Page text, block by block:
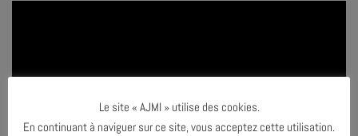
Le site « AJMI » utilise des cookies.
En continuant à naviguer sur ce site, vous acceptez cette utilisation.